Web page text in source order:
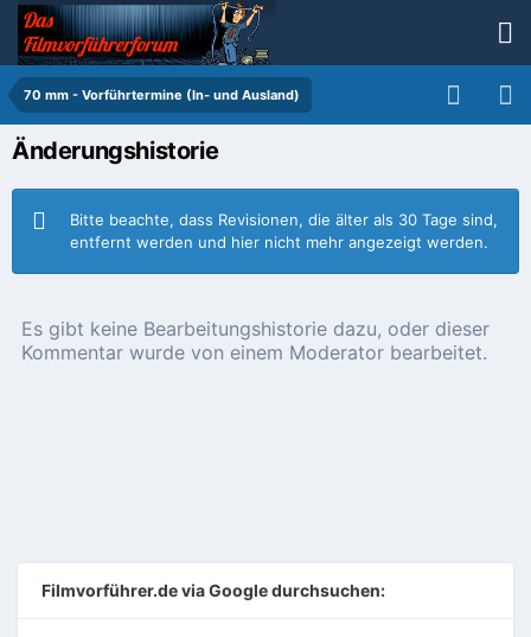
70 mm - Vorführtermine (In- und Ausland)
Änderungshistorie
Bitte beachte, dass Revisionen, die älter als 30 Tage sind,
entfernt werden und hier nicht mehr angezeigt werden.
Es gibt keine Bearbeitungshistorie dazu, oder dieser
Kommentar wurde von einem Moderator bearbeitet.
Filmvorführer.de via Google durchsuchen: